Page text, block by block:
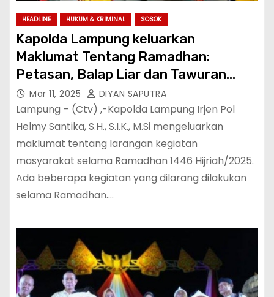
HEADLINE HUKUM & KRIMINAL SOSOK
Kapolda Lampung keluarkan
Maklumat Tentang Ramadhan:
Petasan, Balap Liar dan Tawuran
Dilarang
Mar 11, 2025 DIYAN SAPUTRA
Lampung – (Ctv) ,-Kapolda Lampung Irjen Pol
Helmy Santika, S.H., S.I.K., M.Si mengeluarkan
maklumat tentang larangan kegiatan
masyarakat selama Ramadhan 1446 Hijriah/2025.
Ada beberapa kegiatan yang dilarang dilakukan
selama Ramadhan.…